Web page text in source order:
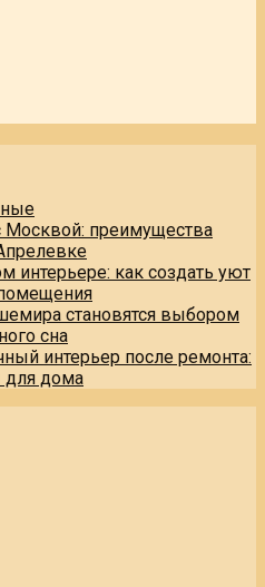
Москвой: преимущества
интерьере: как создать уют
становятся выбором
сна
интерьер после ремонта:
для дома